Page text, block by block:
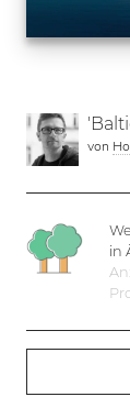
von
in